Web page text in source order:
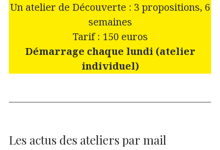
Un atelier de Découverte : 3 propositions, 6
semaines
Tarif : 150 euros
Démarrage chaque lundi (atelier
individuel)
Les actus des ateliers par mail